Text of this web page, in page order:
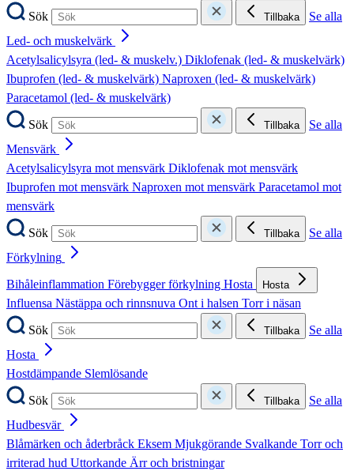
Sök
Tillbaka
Se alla
Led- och muskelvärk
Acetylsalicylsyra (led- & muskelv.) Diklofenak (led- & muskelvärk)
Ibuprofen (led- & muskelvärk) Naproxen (led- & muskelvärk)
Paracetamol (led- & muskelvärk)
Sök
Tillbaka
Se alla
Mensvärk
Acetylsalicylsyra mot mensvärk Diklofenak mot mensvärk
Ibuprofen mot mensvärk Naproxen mot mensvärk Paracetamol mot
mensvärk
Sök
Tillbaka
Se alla
Förkylning
Bihåleinflammation Förebygger förkylning Hosta Hosta
Influensa Nästäppa och rinnsnuva Ont i halsen Torr i näsan
Sök
Tillbaka
Se alla
Hosta
Hostdämpande Slemlösande
Sök
Tillbaka
Se alla
Hudbesvär
Blåmärken och åderbråck Eksem Mjukgörande Svalkande Torr och
irriterad hud Uttorkande Ärr och bristningar